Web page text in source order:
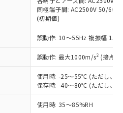
同極端子間: AC2500V 50/
(初期値)
誤動作: 10～55Hz 複振幅
誤動作: 最大1000m/s2 (接点
使用時: -25～55℃ (ただし、氷
保存時: -40～80℃ (ただし、氷
使用時: 35～85%RH
び標準価格照会結果は、
更新日時点での社内デー
成されるものであり、閲
での実際の在庫および標
なる場合があることをご
況および標準価格はお客
、またはお客様担当のオ
器販売店・当社販売員に
とがあります。
以下、ポリ臭化ビフェニル
ポリ臭化ジフェニルエーテル類
フタル酸ビス(2-エチルヘキシ
1000ppm以下、フタル酸ブチ
以下、フタル酸ジブチル
、フタル酸ジイソブチル
。当社販売部門へお問
値 (GB/T26572)：
水銀) : 1000ppm、 Cd(カドミウ
、 PBBs(ポリ臭化ビフェ
: 1000ppm、 DIBP(フタル酸ジ
BBP(フタル酸ブチルベンジ
チルヘキシル)) : 1000ppm
国貿易法に定める商品
物等」という）を輸出
の提供する場合は、日本
許可(または役務取引許
などの必要な手続きを
物を破棄する場合は、完
など、違法に輸出されな
手段を講じます。
品を、核兵器、ミサイ
、生物兵器またはその他
上の在庫あり
は満たないが在庫あり